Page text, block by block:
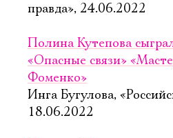
правда», 24.06.2022
Полина Кутепова
«Опасные связи»
Фоменко»
Инга Бугулова,
18.06.2022